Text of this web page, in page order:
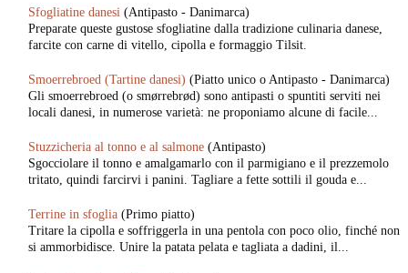
Sfogliatine danesi (Antipasto - Danimarca)
Preparate queste gustose sfogliatine dalla tradizione culinaria danese,
farcite con carne di vitello, cipolla e formaggio Tilsit.
Smoerrebroed (Tartine danesi) (Piatto unico o Antipasto - Danimarca)
Gli smoerrebroed (o smørrebrød) sono antipasti o spuntiti serviti nei
locali danesi, in numerose varietà: ne proponiamo alcune di facile...
Stuzzicheria al tonno e al salmone (Antipasto)
Sgocciolare il tonno e amalgamarlo con il parmigiano e il prezzemolo
tritato, quindi farcirvi i panini. Tagliare a fette sottili il gouda e...
Terrine in sfoglia (Primo piatto)
Tritare la cipolla e soffriggerla in una pentola con poco olio, finché non
si ammorbidisce. Unire la patata pelata e tagliata a dadini, il...